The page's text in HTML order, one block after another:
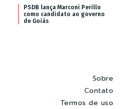
PSDB lança Marconi Perillo
como candidato ao governo
de Goiás
Sobre
Contato
Termos de uso